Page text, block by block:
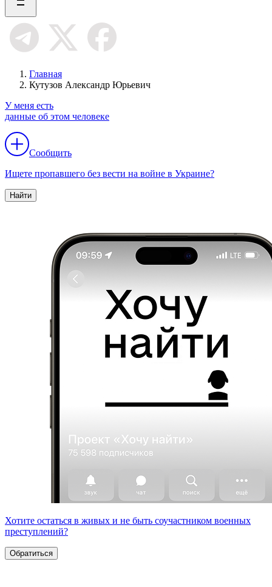
Главная
Кутузов Александр Юрьевич
У меня есть
данные об этом человеке
Сообщить
Ищете пропавшего без вести на войне в Украине?
Найти
Хотите остаться в живых и не быть соучастником военных
преступлений?
Обратиться